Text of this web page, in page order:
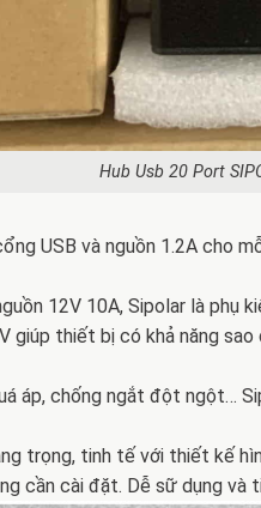
Hub Usb 20 Port
USB và nguồn 1.2A cho
12V 10A, Sipolar là
giúp thiết bị có khả năng
áp, chống ngắt đột ngột…
trọng, tinh tế với thiết kế
cần cài đặt. Dễ sữ dụng và